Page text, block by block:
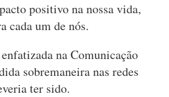
positivo na nossa vida,
cada um de nós.
na Comunicação
sobremaneira nas redes
ter sido.